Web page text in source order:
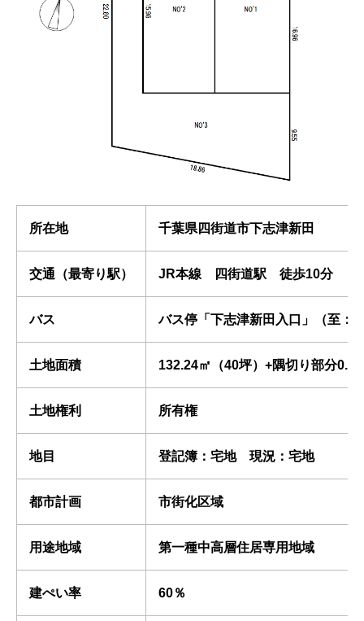
所在地 千葉県四街道市下志津新田
交通（最寄り駅） JR本線 四街道駅 徒歩10分
バス バス停「下志津新田入口」（至
土地面積 132.24㎡（40坪）+隅切り部分0.5
土地権利 所有権
地目 登記簿：宅地 現況：宅地
都市計画 市街化区域
用途地域 第一種中高層住居専用地域
建ぺい率 60％